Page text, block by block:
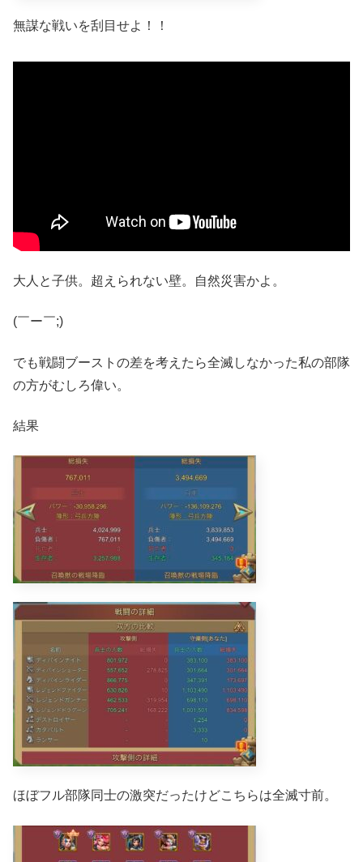
無謀な戦いを刮目せよ！！
大人と子供。超えられない壁。自然災害かよ。
(￣ー￣;)
でも戦闘ブーストの差を考えたら全滅しなかった私の部隊
の方がむしろ偉い。
結果
ほぼフル部隊同士の激突だったけどこちらは全滅寸前。